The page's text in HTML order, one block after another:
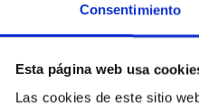
Consentimiento
Esta página web usa
Las cookies de este sitio